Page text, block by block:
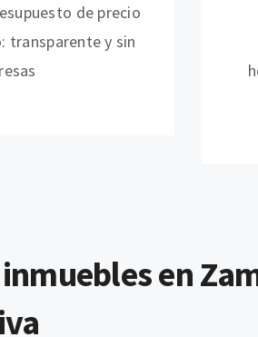
de precio
transparente y sin
en